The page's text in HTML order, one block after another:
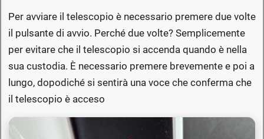
Per avviare il telescopio è necessario premere due volte
il pulsante di avvio. Perché due volte? Semplicemente
per evitare che il telescopio si accenda quando è nella
sua custodia. È necessario premere brevemente e poi a
lungo, dopodiché si sentirà una voce che conferma che
il telescopio è acceso